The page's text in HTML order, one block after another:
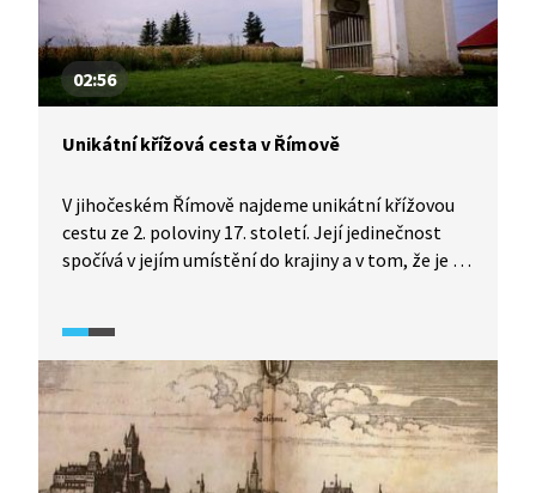
02:56
Unikátní křížová cesta v Římově
V jihočeském Římově najdeme unikátní křížovou
cestu ze 2. poloviny 17. století. Její jedinečnost
spočívá v jejím umístění do krajiny a v tom, že je co
okruhu stojí celkem 25 kapliček, původně
s dřevěnými sochami. Centrálním bodem celé
křížové cesty je poutní kostel sv. Ducha s ambity
a zvonicí.